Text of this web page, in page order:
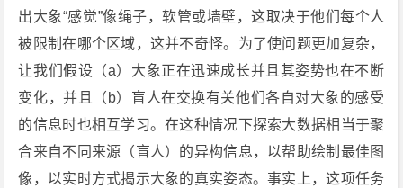
出大象“感觉”像绳子，软管或墙壁，这取决于他们每个人
被限制在哪个区域，这并不奇怪。为了使问题更加复杂，
让我们假设（a）大象正在迅速成长并且其姿势也在不断
变化，并且（b）盲人在交换有关他们各自对大象的感受
的信息时也相互学习。在这种情况下探索大数据相当于聚
合来自不同来源（盲人）的异构信息，以帮助绘制最佳图
像，以实时方式揭示大象的真实姿态。事实上，这项任务